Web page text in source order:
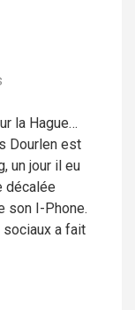
la Hague…
Dourlen est
un jour il eu
décalée
son I-Phone.
a fait